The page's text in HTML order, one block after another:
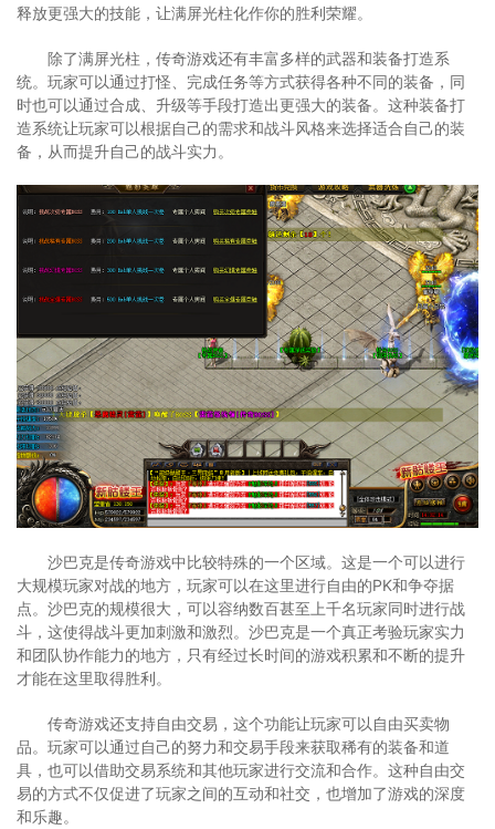
释放更强大的技能，让满屏光柱化作你的胜利荣耀。
除了满屏光柱，传奇游戏还有丰富多样的武器和装备打造系
统。玩家可以通过打怪、完成任务等方式获得各种不同的装备，同
时也可以通过合成、升级等手段打造出更强大的装备。这种装备打
造系统让玩家可以根据自己的需求和战斗风格来选择适合自己的装
备，从而提升自己的战斗实力。
沙巴克是传奇游戏中比较特殊的一个区域。这是一个可以进行
大规模玩家对战的地方，玩家可以在这里进行自由的PK和争夺据
点。沙巴克的规模很大，可以容纳数百甚至上千名玩家同时进行战
斗，这使得战斗更加刺激和激烈。沙巴克是一个真正考验玩家实力
和团队协作能力的地方，只有经过长时间的游戏积累和不断的提升
才能在这里取得胜利。
传奇游戏还支持自由交易，这个功能让玩家可以自由买卖物
品。玩家可以通过自己的努力和交易手段来获取稀有的装备和道
具，也可以借助交易系统和其他玩家进行交流和合作。这种自由交
易的方式不仅促进了玩家之间的互动和社交，也增加了游戏的深度
和乐趣。